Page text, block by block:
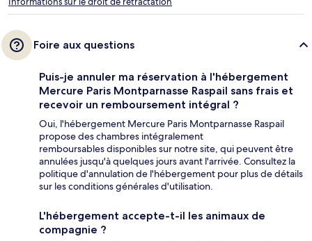
Foire aux questions
Puis-je annuler ma réservation à l'hébergement
Mercure Paris Montparnasse Raspail sans frais et
recevoir un remboursement intégral ?
Oui, l'hébergement Mercure Paris Montparnasse Raspail
propose des chambres intégralement
remboursables disponibles sur notre site, qui peuvent être
annulées jusqu'à quelques jours avant l'arrivée. Consultez la
politique d'annulation de l'hébergement pour plus de détails
sur les conditions générales d'utilisation.
L'hébergement accepte-t-il les animaux de
compagnie ?